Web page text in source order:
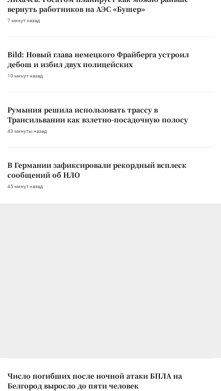
вернуть работников на АЭС «Бушер»
7 минут назад
Bild: Новый глава немецкого Фрайберга устроил
дебош и избил двух полицейских
10 минут назад
Румыния решила использовать трассу в
Трансильвании как взлетно-посадочную полосу
43 минуты назад
В Германии зафиксировали рекордный всплеск
сообщений об НЛО
45 минут назад
Число погибших после ночной атаки БПЛА на
Белгород выросло до пяти человек